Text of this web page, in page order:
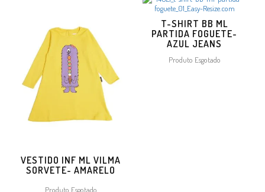
VESTIDO INF ML VILMA
SORVETE- AMARELO
Produto Esgotado
T-SHIRT BB ML
PARTIDA FOGUETE-
AZUL JEANS
Produto Esgotado